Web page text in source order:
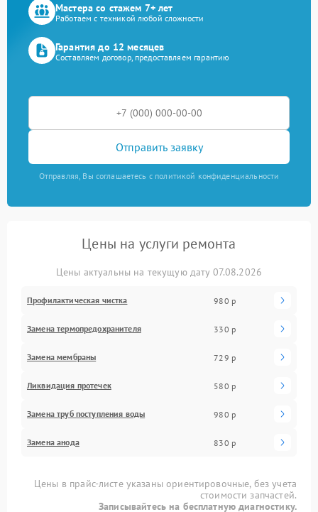
Мастера со стажем 7+ лет
Работаем с техникой любой сложности
Гарантия до 12 месяцев
Составляем договор, предоставляем гарантию
Отправить заявку
Отправляя, Вы соглашаетесь с политикой конфиденциальности
Цены на услуги ремонта
Цены актуальны на текущую дату 07.08.2026
Профилактическая чистка 980 р
Замена термопредохранителя 330 р
Замена мембраны 729 р
Ликвидация протечек 580 р
Замена труб поступления воды 980 р
Замена анода 830 р
Цены в прайс-листе указаны ориентировочные, без учета
стоимости запчастей.
Записывайтесь на бесплатную диагностику.